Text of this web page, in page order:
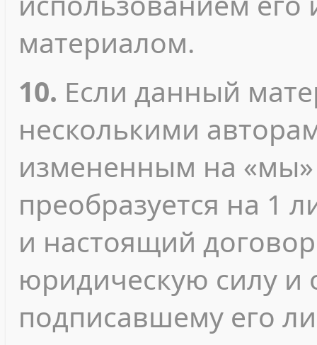
материалом.
10. Если данный
несколькими
измененным на «мы»
преобразуется на 1
и настоящий
юридическую силу и
подписавшему его